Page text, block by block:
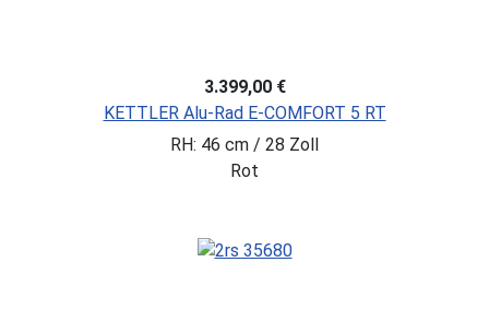
3.399,00 €
KETTLER Alu-Rad E-COMFORT 5 RT
RH: 46 cm / 28 Zoll
Rot